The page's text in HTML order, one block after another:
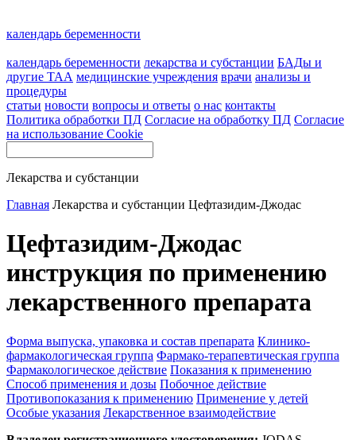
календарь беременности
календарь беременности лекарства и субстанции БАДы и
другие ТАА медицинские учреждения врачи анализы и
процедуры
статьи новости вопросы и ответы о нас контакты
Политика обработки ПД Согласие на обработку ПД Согласие
на использование Cookie
Лекарства и субстанции
Главная Лекарства и субстанции Цефтазидим-Джодас
Цефтазидим-Джодас
инструкция по применению
лекарственного препарата
Форма выпуска, упаковка и состав препарата Клинико-
фармакологическая группа Фармако-терапевтическая группа
Фармакологическое действие Показания к применению
Способ применения и дозы Побочное действие
Противопоказания к применению Применение у детей
Особые указания Лекарственное взаимодействие